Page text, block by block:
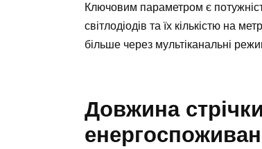
Ключовим параметром є
світлодіодів та їх кількістю на
більше через мультіканальні
Довжина